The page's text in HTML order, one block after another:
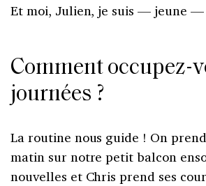
Et moi, Julien, je suis — jeune
Comment occupez-
journées ?
La routine nous guide ! On
matin sur notre petit balcon
nouvelles et Chris prend ses